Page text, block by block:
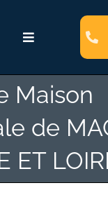
Toggle
Navigation
Maison
de
ET